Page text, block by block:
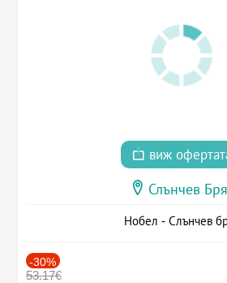
виж
Слънчев
Нобел - Слънчев
-30%
53.17€